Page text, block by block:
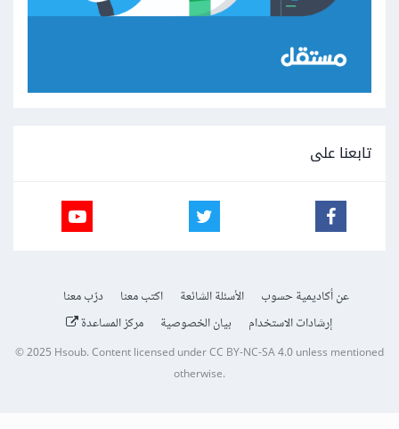
تابعنا على
عن أكاديمية حسوب الأسئلة الشائعة اكتب معنا
درّب معنا
إرشادات الاستخدام
بيان الخصوصية مركز المساعدة
© 2025Hsoub.Content licensed underCC BY-NC-SA 4.0unless mentioned
otherwise.